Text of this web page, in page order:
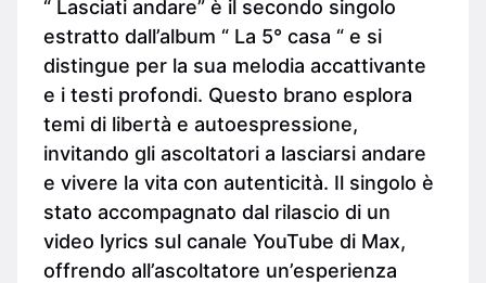
“ Lasciati andare” è il secondo singolo
estratto dall’album “ La 5° casa “ e si
distingue per la sua melodia accattivante
e i testi profondi. Questo brano esplora
temi di libertà e autoespressione,
invitando gli ascoltatori a lasciarsi andare
e vivere la vita con autenticità. Il singolo è
stato accompagnato dal rilascio di un
video lyrics sul canale YouTube di Max,
offrendo all’ascoltatore un’esperienza